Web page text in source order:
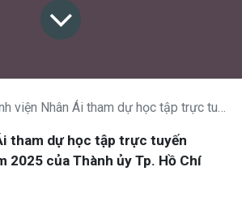
Nhân Ái tham dự học tập trực tuyến chuyên đề về năm 2025 của Thành ủy Tp. Hồ Chí Minh.
tham dự học tập trực tuyến
2025 của Thành ủy Tp. Hồ Chí